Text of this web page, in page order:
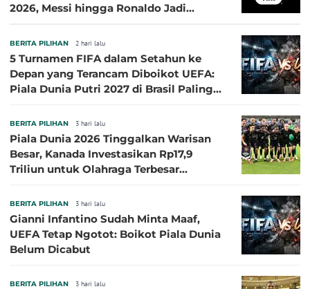
2026, Messi hingga Ronaldo Jadi
BERITA PILIHAN 2 hari lalu
5 Turnamen FIFA dalam Setahun ke
Depan yang Terancam Diboikot UEFA:
Piala Dunia Putri 2027 di Brasil Paling
BERITA PILIHAN 3 hari lalu
Piala Dunia 2026 Tinggalkan Warisan
Besar, Kanada Investasikan Rp17,9
Triliun untuk Olahraga Terbesar
BERITA PILIHAN 3 hari lalu
Gianni Infantino Sudah Minta Maaf,
UEFA Tetap Ngotot: Boikot Piala Dunia
Belum Dicabut
BERITA PILIHAN 3 hari lalu